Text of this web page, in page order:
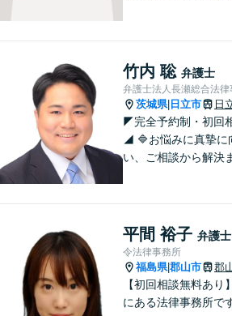
に、まずはお気軽に
ださい。 https://
z/ （公式ホームペー
竹内 聡 弁護士
弁護士法人長瀬総合法
茨城県| 日立市 日
◤完全予約制・初回
◢ 🔷お悩みに真摯に
い、ご相談から解決
安心の第一歩を踏み
ょう。お気軽にお問
ください。
平間 裕子 弁護士
令法律事務所
福島県|郡山市 郡
【初回相談無料あり
にある法律事務所で